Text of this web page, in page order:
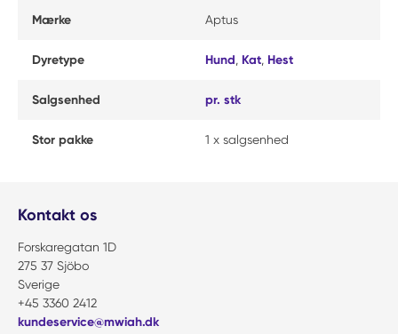
Mærke Aptus
Dyretype Hund Kat Hest
Salgsenhed pr. stk
Stor pakke 1 x salgsenhed
Kontakt os
Forskaregatan 1D
275 37 Sjöbo
Sverige
+45 3360 2412
kundeservice@mwiah.dk